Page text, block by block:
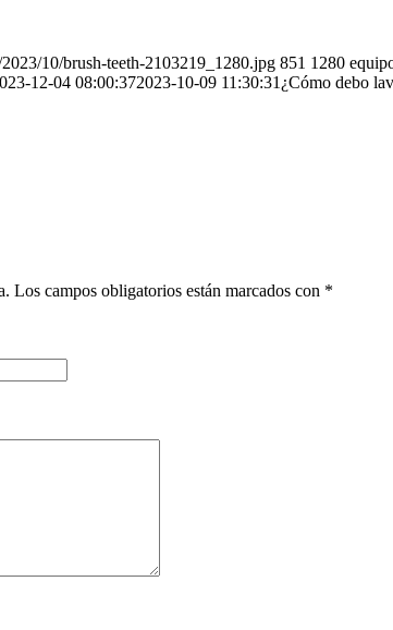
10/brush-teeth-2103219_1280.jpg 851 1280
12-04 08:00:372023-10-09 11:30:31¿Cómo debo
Los campos obligatorios están marcados con *